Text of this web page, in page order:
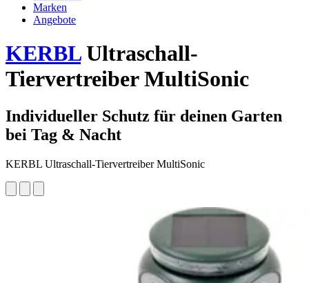
Marken
Angebote
KERBLUltraschall-
Tiervertreiber MultiSonic
Individueller Schutz für deinen Garten
bei Tag & Nacht
KERBL Ultraschall-Tiervertreiber MultiSonic